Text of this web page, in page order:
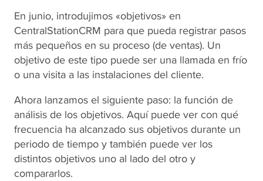
En junio, introdujimos «objetivos» en
CentralStationCRM para que pueda registrar pasos
más pequeños en su proceso (de ventas). Un
objetivo de este tipo puede ser una llamada en frío
o una visita a las instalaciones del cliente.
Ahora lanzamos el siguiente paso: la función de
análisis de los objetivos. Aquí puede ver con qué
frecuencia ha alcanzado sus objetivos durante un
periodo de tiempo y también puede ver los
distintos objetivos uno al lado del otro y
compararlos.